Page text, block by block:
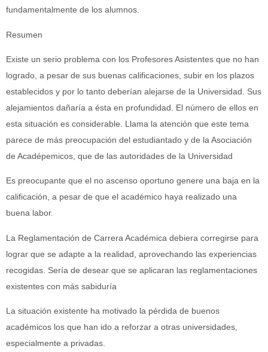
fundamentalmente de los alumnos.
Resumen
Existe un serio problema con los Profesores Asistentes que no han
logrado, a pesar de sus buenas calificaciones, subir en los plazos
establecidos y por lo tanto deberían alejarse de la Universidad. Sus
alejamientos dañaría a ésta en profundidad. El número de ellos en
esta situación es considerable. Llama la atención que este tema
parece de más preocupación del estudiantado y de la Asociación
de Acadépemicos, que de las autoridades de la Universidad
Es preocupante que el no ascenso oportuno genere una baja en la
calificación, a pesar de que el académico haya realizado una
buena labor.
La Reglamentación de Carrera Académica debiera corregirse para
lograr que se adapte a la realidad, aprovechando las experiencias
recogidas. Sería de desear que se aplicaran las reglamentaciones
existentes con más sabiduría
La situación existente ha motivado la pérdida de buenos
académicos los que han ido a reforzar a otras universidades,
especialmente a privadas.